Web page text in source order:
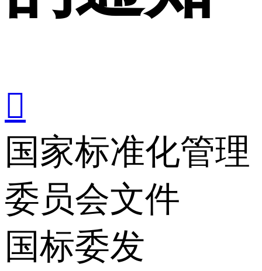

国家标准化管理
委员会文件
国标委发